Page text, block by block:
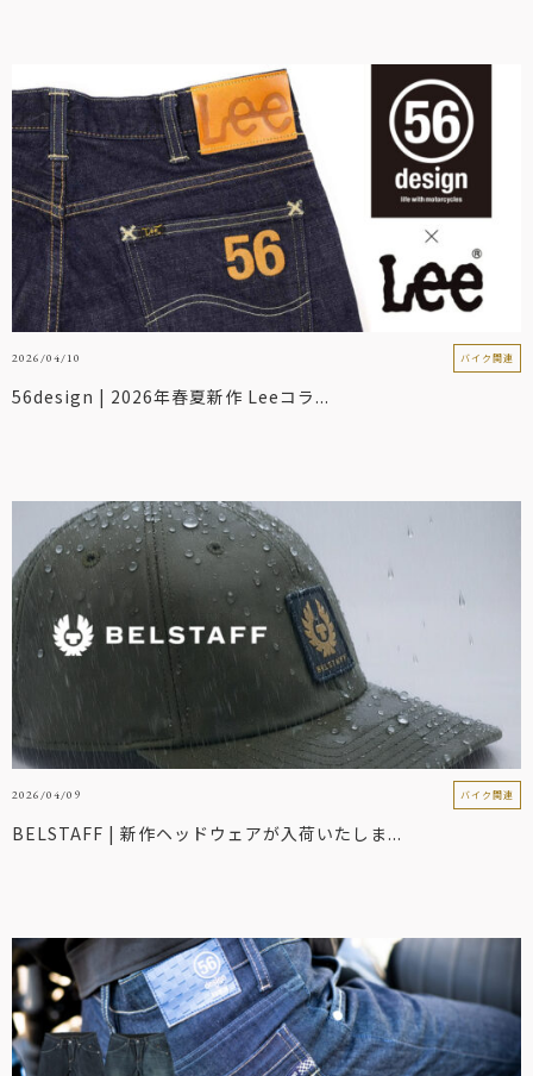
2026/04/10 バイク関連
56design | 2026年春夏新作 Leeコラ...
2026/04/09 バイク関連
BELSTAFF | 新作ヘッドウェアが入荷いたしま...